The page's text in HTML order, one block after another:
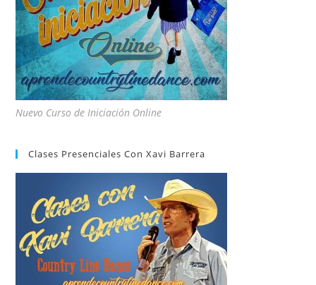
Nuevo Curso de Iniciación Online
Clases Presenciales Con Xavi Barrera